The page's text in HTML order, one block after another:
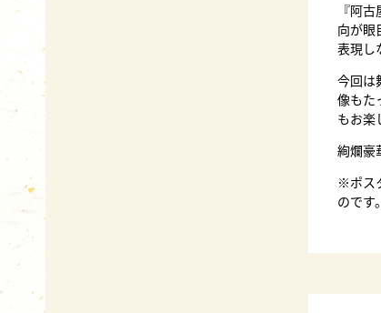
『阿
向が眼
表現し
今回は
像もた
もお楽
絢爛豪
※ポス
のです。